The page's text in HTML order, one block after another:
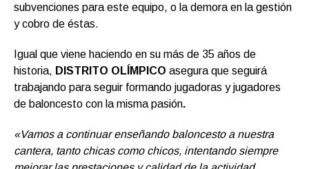
subvenciones para este equipo, o la demora en la gestión
y cobro de éstas.
Igual que viene haciendo en su más de 35 años de
historia, DISTRITO OLÍMPICO asegura que seguirá
trabajando para seguir formando jugadoras y jugadores
de baloncesto con la misma pasión.
«Vamos a continuar enseñando baloncesto a nuestra
cantera, tanto chicas como chicos, intentando siempre